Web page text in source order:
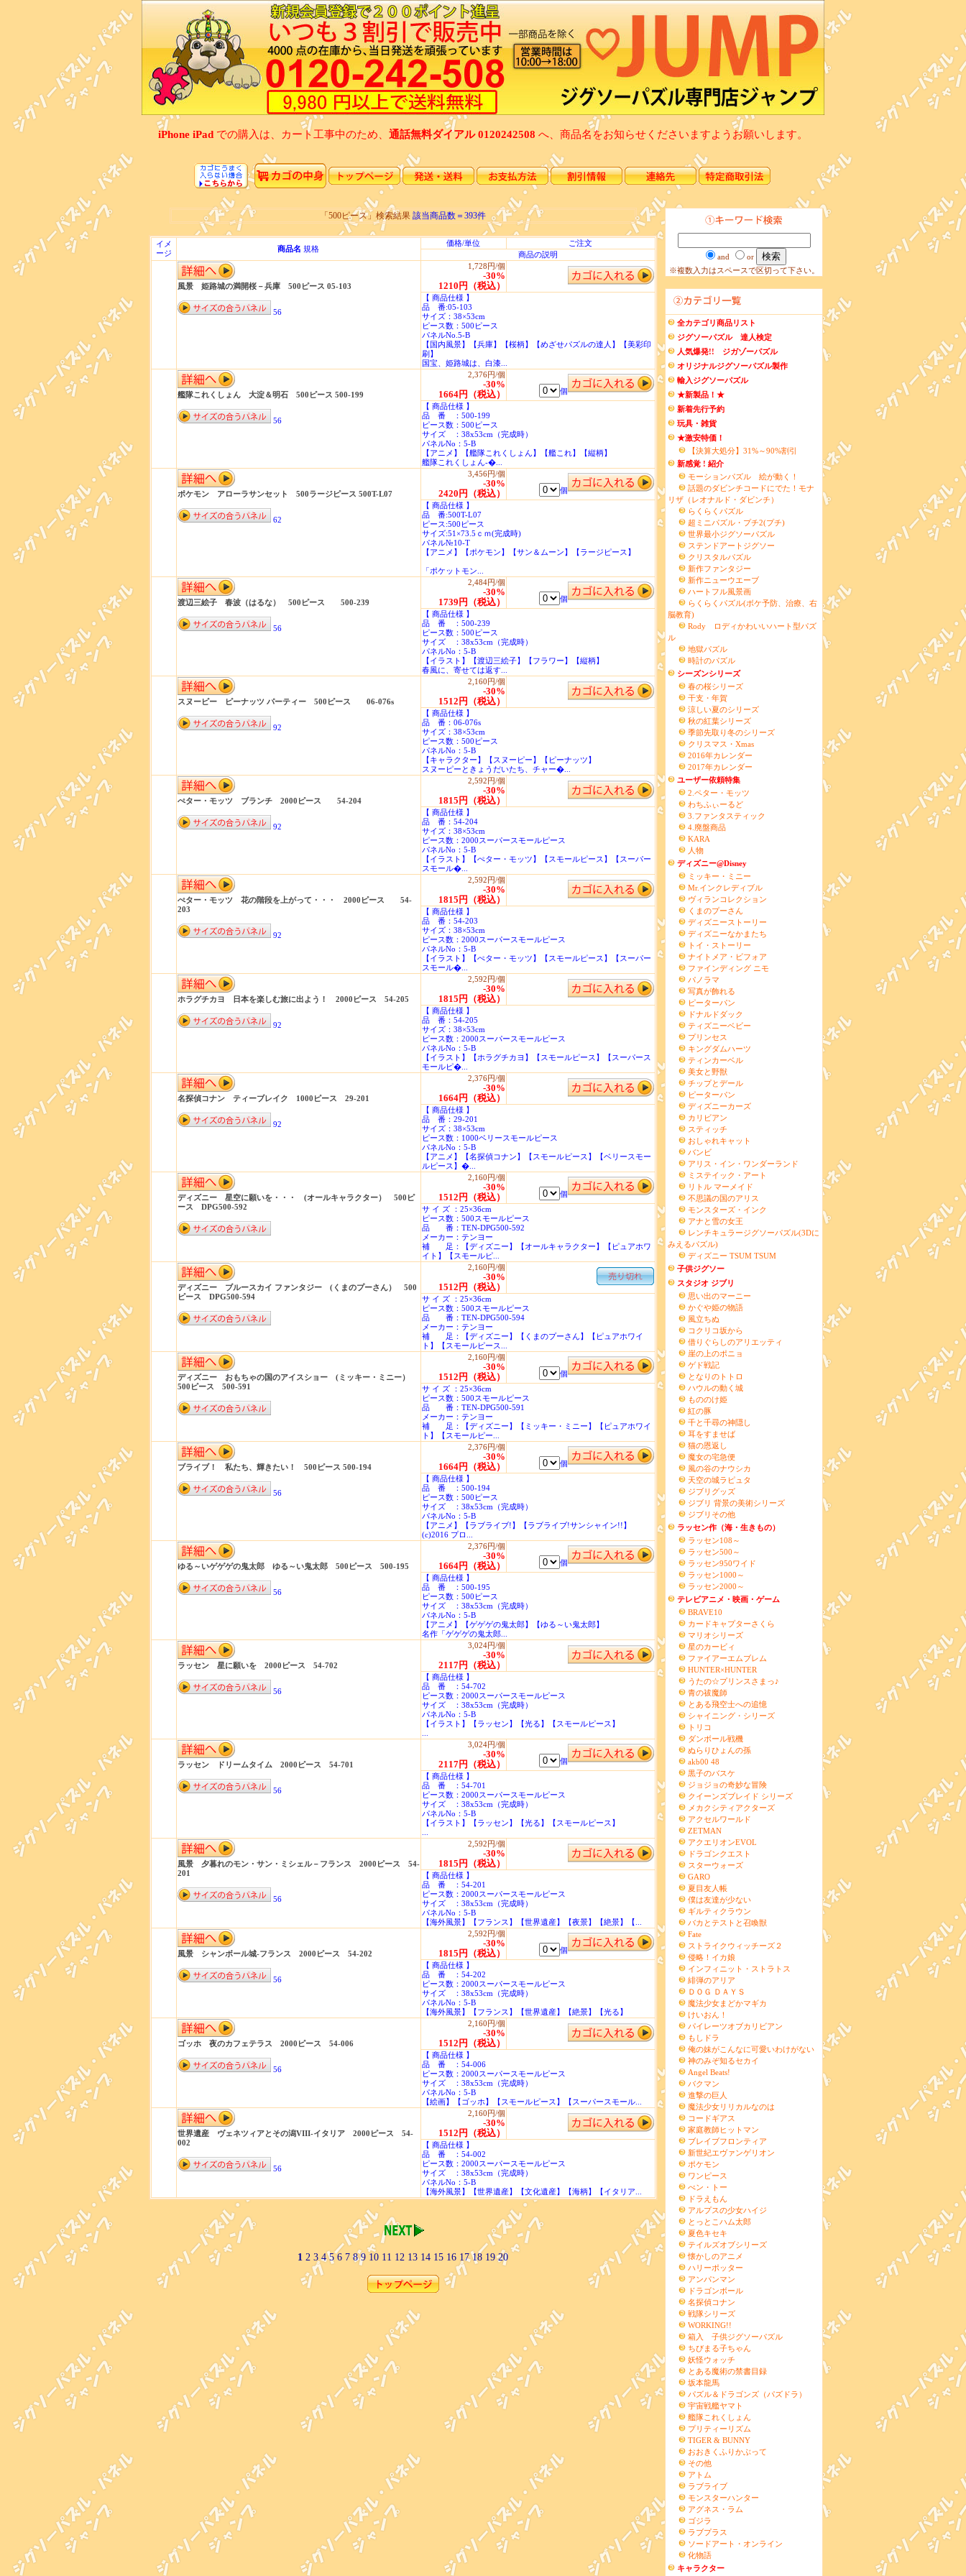
iPhone iPad での購入は、カート工事中のため、 通話無料ダイアル 0120242508 へ、商品名をお知らせくださいますようお願いします。
「500ピース」検索結果 該当商品数＝393件
イメ
ージ
商品名 規格
価格/単位
ご注文
商品の説明
風景 姫路城の満開桜－兵庫 500ピース 05-103
56
1,728円/個
-30%
1210円（税込）
【 商品仕様 】
品 番:05-103
サイズ：38×53cm
ピース数：500ピース
パネルNo.5-B
【国内風景】【兵庫】【桜柄】【めざせパズルの達人】【美彩印
刷】
国宝、姫路城は、白漆...
艦隊これくしょん 大淀＆明石 500ピース 500-199
56
2,376円/個
-30%
1664円（税込）
個
【 商品仕様 】
品 番 ：500-199
ピース数：500ピース
サイズ ：38x53cm（完成時）
パネルNo：5-B
【アニメ】【艦隊これくしょん】【艦これ】【縦柄】
艦隊これくしょん-�...
ポケモン アローラサンセット 500ラージピース 500T-L07
62
3,456円/個
-30%
2420円（税込）
個
【 商品仕様 】
品 番:500T-L07
ピース:500ピース
サイズ:51×73.5ｃｍ(完成時)
パネル№10-T
【アニメ】【ポケモン】【サン＆ムーン】【ラージピース】
「ポケットモン...
渡辺三絵子 春波（はるな） 500ピース 500-239
56
2,484円/個
-30%
1739円（税込）
個
【 商品仕様 】
品 番 ：500-239
ピース数：500ピース
サイズ ：38x53cm（完成時）
パネルNo：5-B
【イラスト】【渡辺三絵子】【フラワー】【縦柄】
春風に、寄せては返す...
スヌーピー ピーナッツ パーティー 500ピース 06-076s
92
2,160円/個
-30%
1512円（税込）
【 商品仕様 】
品 番：06-076s
サイズ：38×53cm
ピース数：500ピース
パネルNo：5-B
【キャラクター】【スヌーピー】【ピーナッツ】
スヌーピーときょうだいたち、チャー�...
ぺター・モッツ ブランチ 2000ピース 54-204
92
2,592円/個
-30%
1815円（税込）
【 商品仕様 】
品 番：54-204
サイズ：38×53cm
ピース数：2000スーパースモールピース
パネルNo：5-B
【イラスト】【ぺター・モッツ】【スモールピース】【スーパー
スモール�...
ぺター・モッツ 花の階段を上がって・・・ 2000ピース 54-
203
92
2,592円/個
-30%
1815円（税込）
【 商品仕様 】
品 番：54-203
サイズ：38×53cm
ピース数：2000スーパースモールピース
パネルNo：5-B
【イラスト】【ぺター・モッツ】【スモールピース】【スーパー
スモール�...
ホラグチカヨ 日本を楽しむ旅に出よう！ 2000ピース 54-205
92
2,592円/個
-30%
1815円（税込）
【 商品仕様 】
品 番：54-205
サイズ：38×53cm
ピース数：2000スーパースモールピース
パネルNo：5-B
【イラスト】【ホラグチカヨ】【スモールピース】【スーパース
モールピ�...
名探偵コナン ティーブレイク 1000ピース 29-201
92
2,376円/個
-30%
1664円（税込）
【 商品仕様 】
品 番：29-201
サイズ：38×53cm
ピース数：1000ベリースモールピース
パネルNo：5-B
【アニメ】【名探偵コナン】【スモールピース】【ベリースモー
ルピース】�...
ディズニー 星空に願いを・・・ (オールキャラクター） 500ピ
ース DPG500-592
2,160円/個
-30%
1512円（税込）
個
サ イ ズ ：25×36cm
ピース数：500スモールピース
品 番：TEN-DPG500-592
メーカー：テンヨー
補 足：【ディズニー】【オールキャラクター】【ピュアホワ
イト】【スモールピ...
ディズニー ブルースカイ ファンタジー (くまのプーさん） 500
ピース DPG500-594
2,160円/個
-30%
1512円（税込）
サ イ ズ ：25×36cm
ピース数：500スモールピース
品 番：TEN-DPG500-594
メーカー：テンヨー
補 足：【ディズニー】【くまのプーさん】【ピュアホワイ
ト】【スモールピース...
ディズニー おもちゃの国のアイスショー (ミッキー・ミニー）
500ピース 500-591
2,160円/個
-30%
1512円（税込）
個
サ イ ズ ：25×36cm
ピース数：500スモールピース
品 番：TEN-DPG500-591
メーカー：テンヨー
補 足：【ディズニー】【ミッキー・ミニー】【ピュアホワイ
ト】【スモールピー...
ブライブ！ 私たち、輝きたい！ 500ピース 500-194
56
2,376円/個
-30%
1664円（税込）
個
【 商品仕様 】
品 番 ：500-194
ピース数：500ピース
サイズ ：38x53cm（完成時）
パネルNo：5-B
【アニメ】【ラブライブ!】【ラブライブ!サンシャイン!!】
(c)2016 プロ...
ゆる～いゲゲゲの鬼太郎 ゆる～い鬼太郎 500ピース 500-195
56
2,376円/個
-30%
1664円（税込）
個
【 商品仕様 】
品 番 ：500-195
ピース数：500ピース
サイズ ：38x53cm（完成時）
パネルNo：5-B
【アニメ】【ゲゲゲの鬼太郎】【ゆる～い鬼太郎】
名作「ゲゲゲの鬼太郎...
ラッセン 星に願いを 2000ピース 54-702
56
3,024円/個
-30%
2117円（税込）
【 商品仕様 】
品 番 ：54-702
ピース数：2000スーパースモールピース
サイズ ：38x53cm（完成時）
パネルNo：5-B
【イラスト】【ラッセン】【光る】【スモールピース】
ラッセン ドリームタイム 2000ピース 54-701
56
3,024円/個
-30%
2117円（税込）
個
【 商品仕様 】
品 番 ：54-701
ピース数：2000スーパースモールピース
サイズ ：38x53cm（完成時）
パネルNo：5-B
【イラスト】【ラッセン】【光る】【スモールピース】
風景 夕暮れのモン・サン・ミシェル－フランス 2000ピース 54-
201
56
2,592円/個
-30%
1815円（税込）
【 商品仕様 】
品 番 ：54-201
ピース数：2000スーパースモールピース
サイズ ：38x53cm（完成時）
パネルNo：5-B
【海外風景】【フランス】【世界遺産】【夜景】【絶景】【...
風景 シャンボール城-フランス 2000ピース 54-202
56
2,592円/個
-30%
1815円（税込）
個
【 商品仕様 】
品 番 ：54-202
ピース数：2000スーパースモールピース
サイズ ：38x53cm（完成時）
パネルNo：5-B
【海外風景】【フランス】【世界遺産】【絶景】【光る】
ゴッホ 夜のカフェテラス 2000ピース 54-006
56
2,160円/個
-30%
1512円（税込）
【 商品仕様 】
品 番 ：54-006
ピース数：2000スーパースモールピース
サイズ ：38x53cm（完成時）
パネルNo：5-B
【絵画】【ゴッホ】【スモールピース】【スーパースモール...
世界遺産 ヴェネツィアとその潟VIII-イタリア 2000ピース 54-
002
56
2,160円/個
-30%
1512円（税込）
【 商品仕様 】
品 番 ：54-002
ピース数：2000スーパースモールピース
サイズ ：38x53cm（完成時）
パネルNo：5-B
【海外風景】【世界遺産】【文化遺産】【海柄】【イタリア...
1 2 3 4 5 6 7 8 9 10 11 12 13 14 15 16 17 18 19 20
and
or
※複数入力はスペースで区切って下さい。
全カテゴリ商品リスト
ジグソーパズル 達人検定
人気爆発!! ジガゾーパズル
オリジナルジグソーパズル製作
輸入ジグソーパズル
★新製品！★
新着先行予約
玩具・雑貨
★激安特価！
【決算大処分】31%～90%割引
新感覚 ! 紹介
モーションパズル 絵が動く！
話題のダビンチコードにでた！モナ
リザ（レオナルド・ダビンチ）
らくらくパズル
超ミニパズル・プチ2(プチ)
世界最小ジグソーパズル
ステンドアートジグソー
クリスタルパズル
新作ファンタジー
新作ニューウエーブ
ハートフル風景画
らくらくパズル(ボケ予防、治療、右
脳教育)
Rody ロディかわいいハート型パズ
ル
地獄パズル
時計のパズル
シーズンシリーズ
春の桜シリーズ
干支・年賀
涼しい夏のシリーズ
秋の紅葉シリーズ
季節先取り冬のシリーズ
クリスマス・Xmas
2016年カレンダー
2017年カレンダー
ユーザー依頼特集
2.ペター・モッツ
わちふぃーるど
3.ファンタスティック
4.廃盤商品
KARA
人物
ディズニー@Disney
ミッキー・ミニー
Mr.インクレディブル
ヴィランコレクション
くまのプーさん
ディズニーストーリー
ディズニーなかまたち
トイ・ストーリー
ナイトメア・ビフォア
ファインディング ニモ
パノラマ
写真が飾れる
ピーターパン
ドナルドダック
ティズニーベビー
プリンセス
キングダムハーツ
ティンカーベル
美女と野獣
チップとデール
ピーターパン
ディズニーカーズ
カリビアン
スティッチ
おしゃれキャット
バンビ
アリス・イン・ワンダーランド
ミステイック・アート
リトル マーメイド
不思議の国のアリス
モンスターズ・インク
アナと雪の女王
レンチキュラージグソーパズル(3Dに
みえるパズル)
ディズニー TSUM TSUM
子供ジグソー
スタジオ ジブリ
思い出のマーニー
かぐや姫の物語
風立ちぬ
コクリコ坂から
借りぐらしのアリエッティ
崖の上のポニョ
ゲド戦記
となりのトトロ
ハウルの動く城
もののけ姫
紅の豚
千と千尋の神隠し
耳をすませば
猫の恩返し
魔女の宅急便
風の谷のナウシカ
天空の城ラピュタ
ジブリグッズ
ジブリ 背景の美術シリーズ
ジブリその他
ラッセン作（海・生きもの）
ラッセン108～
ラッセン500～
ラッセン950ワイド
ラッセン1000～
ラッセン2000～
テレビアニメ・映画・ゲーム
BRAVE10
カードキャプターさくら
マリオシリーズ
星のカービィ
ファイアーエムブレム
HUNTER×HUNTER
うたの☆プリンスさまっ♪
青の祓魔師
とある飛空士への追憶
シャイニング・シリーズ
トリコ
ダンボール戦機
ぬらりひょんの孫
akb00 48
黒子のバスケ
ジョジョの奇妙な冒険
クイーンズブレイド シリーズ
メカクシティアクターズ
アクセルワールド
ZETMAN
アクエリオンEVOL
ドラゴンクエスト
スターウォーズ
GARO
夏目友人帳
僕は友達が少ない
ギルティクラウン
バカとテストと召喚獣
Fate
ストライクウィッチーズ２
侵略！イカ娘
インフィニット・ストラトス
緋弾のアリア
ＤＯＧ ＤＡＹＳ
魔法少女まどかマギカ
けいおん！
パイレーツオブカリビアン
もしドラ
俺の妹がこんなに可愛いわけがない
神のみぞ知るセカイ
Angel Beats!
バクマン
進撃の巨人
魔法少女リリカルなのは
コードギアス
家庭教師ヒットマン
ブレイブフロンティア
新世紀エヴァンゲリオン
ポケモン
ワンピース
べン・トー
ドラえもん
アルプスの少女ハイジ
とっとこハム太郎
夏色キセキ
テイルズオブシリーズ
懐かしのアニメ
ハリーポッター
アンパンマン
ドラゴンボール
名探偵コナン
戦隊シリーズ
WORKING!!
箱入 子供ジグソーパズル
ちびまる子ちゃん
妖怪ウォッチ
とある魔術の禁書目録
坂本龍馬
パズル＆ドラゴンズ（パズドラ）
宇宙戦艦ヤマト
艦隊これくしょん
プリティーリズム
TIGER & BUNNY
おおきくふりかぶって
その他
アトム
ラブライブ
モンスターハンター
アグネス・ラム
ゴジラ
ラブプラス
ソードアート・オンライン
化物語
キャラクター